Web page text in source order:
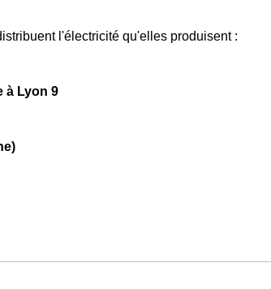
l'électricité qu'elles produisent :
à Lyon 9